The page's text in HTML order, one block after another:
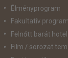
Élményprogram
Fakultatív
Felnőtt barát hotel
Film / sorozat